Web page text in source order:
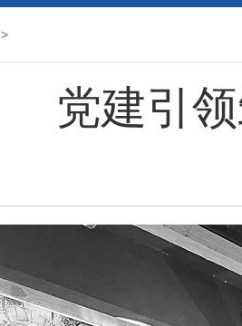
>
党建引